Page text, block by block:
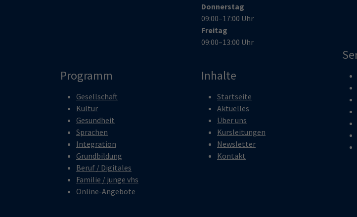
Donnerstag
09:00–17:00 Uhr
Freitag
09:00–13:00 Uhr
Programm
Gesellschaft
Kultur
Gesundheit
Sprachen
Integration
Grundbildung
Beruf / Digitales
Familie / junge vhs
Online-Angebote
Inhalte
Startseite
Aktuelles
Über uns
Kursleitungen
Newsletter
Kontakt